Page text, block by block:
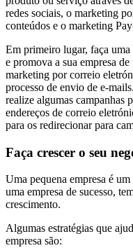
redes sociais, o marketing
conteúdos e o marketing
Em primeiro lugar, faça
e promova a sua empresa
marketing por correio
processo de envio de e-
realize algumas campanhas
endereços de correio
para os redirecionar para
Faça crescer o seu
Uma pequena empresa é
uma empresa de sucesso,
crescimento.
Algumas estratégias que
empresa são: